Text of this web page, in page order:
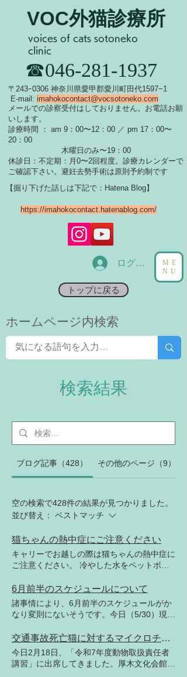
VOC外猫診療所
​☎046-281-1937
​〒243ｰ0306 神奈川県愛甲郡愛川町田代1597−1
E-mail: imahokocontact@vocsotoneko.com
​メールでの診察受付はしておりません。お電話お願
いします。
診療時間 ： am 9：00〜12：00 ／ pm 17：00〜
20：00
木曜日のみ〜19：00
休診日：不定期：月0〜2回程度。診療カレンダーで
ご確認下さい。 ​避妊去勢手術は原則予約制です
voices of cats sotoneko
clinic
ログイン
トップに戻る
ME
NU
https://imahokocontact.hatenablog.com/
【掘り下げた話しは下記で：Hatena Blog】
​ホームページ内検索
検索結果
ブログ記事（428） その他のページ（9）
空の検索で428件の結果が見つかりました。
並び替え：
ベストマッチ
猫ちゃんの熱中症にご注意ください
キャリーでお越しの際は猫ちゃんの熱中症に
ご注意ください。 冷やした水をペットボト
にそわせてください。氷は体表の血液循環を
悪くするので止めましょう。 診療所猫のサ
ハリ（沙張）です
6月前半のスケジュールについて
諸事情により、6月前半のスケジュールがか
なり変則にないそうです。今日（5/30）現在
お問い合わせ頂くようお願いします。 ご迷
惑をおかけします。
交通事故死亡猫に対するマイクロチップ確認について
今日2月18日、「令和7年度動物取扱責任者
講習」に出席してきました。厚木文化会館で